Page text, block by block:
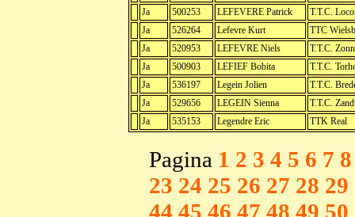
Ja
500253 LEFEVERE Patrick
T.T.C.
Ja
526264 Lefevre Kurt
TTC
Ja
520953 LEFEVRE Niels
T.T.C.
Ja
500903 LEFIEF Bobita
T.T.C.
Ja
536197 Legein Jolien
T.T.C.
Ja
529656 LEGEIN Sienna
T.T.C.
Ja
535153 Legendre Eric TTK Real
Pagina 1 2 3 4 5 6 7 8
23 24 25 26 27 28 29
44 45 46 47 48 49 50